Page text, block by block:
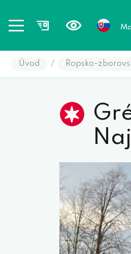
Úvod / Ropsko-